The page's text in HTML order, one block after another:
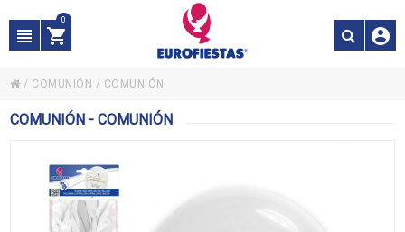
0
/ COMUNIÓN / COMUNIÓN
COMUNIÓN - COMUNIÓN